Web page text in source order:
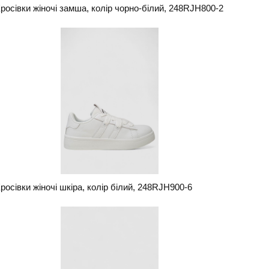
жіночі замша, колір чорно-білий, 248RJH800-2
жіночі шкіра, колір білий, 248RJH900-6